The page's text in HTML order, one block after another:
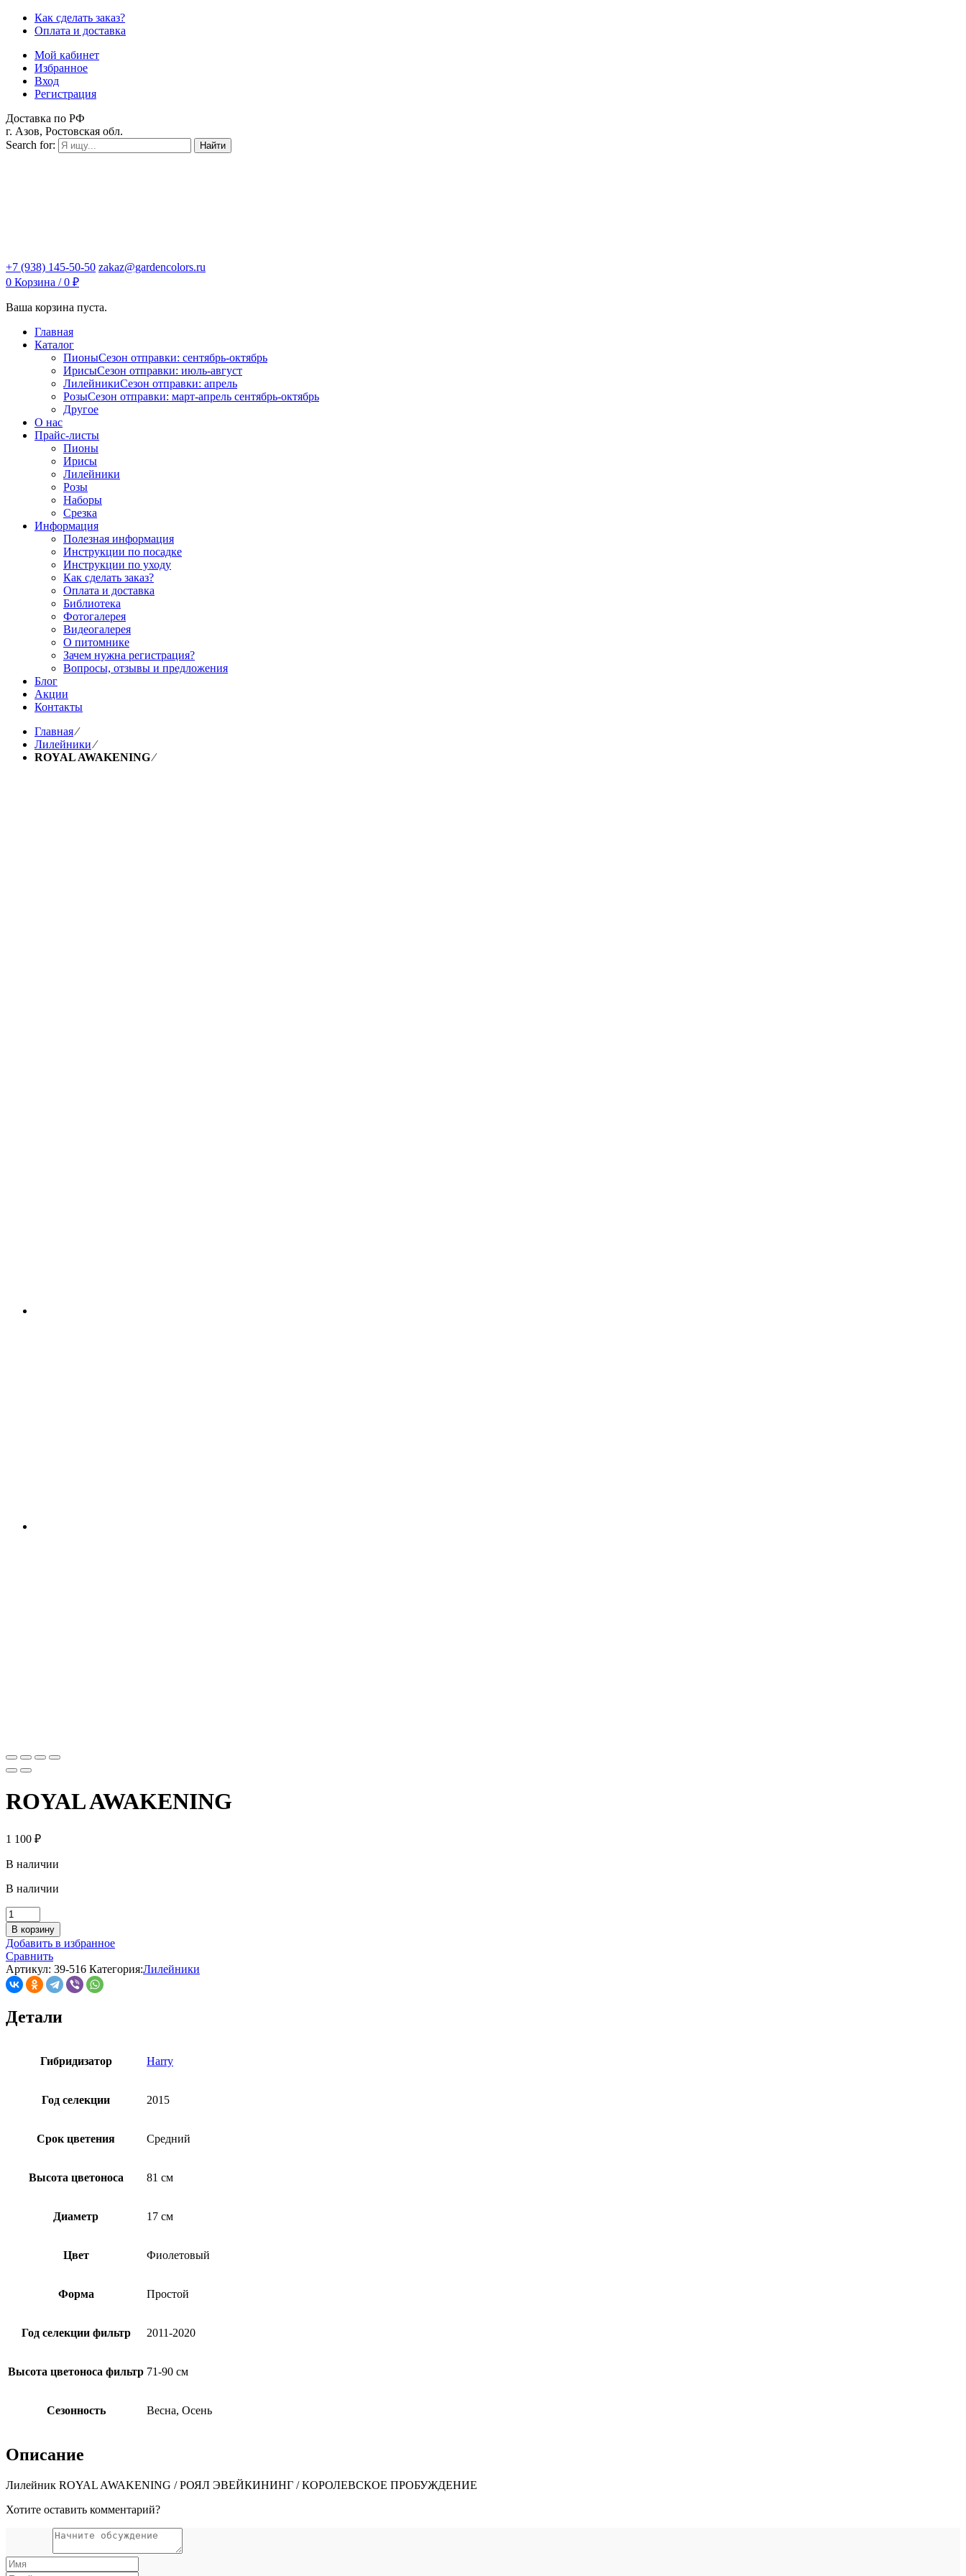
Как сделать заказ?
Оплата и доставка
Мой кабинет
Избранное
Вход
Регистрация
Доставка по РФ
г. Азов, Ростовская обл.
Search for:
Найти
+7 (938) 145-50-50 zakaz@gardencolors.ru
0 Корзина /0 ₽
Ваша корзина пуста.
Главная
Каталог
ПионыСезон отправки: сентябрь-октябрь
ИрисыСезон отправки: июль-август
ЛилейникиСезон отправки: апрель
РозыСезон отправки: март-апрель сентябрь-октябрь
Другое
О нас
Прайс-листы
Пионы
Ирисы
Лилейники
Розы
Наборы
Срезка
Информация
Полезная информация
Инструкции по посадке
Инструкции по уходу
Как сделать заказ?
Оплата и доставка
Библиотека
Фотогалерея
Видеогалерея
О питомнике
Зачем нужна регистрация?
Вопросы, отзывы и предложения
Блог
Акции
Контакты
Главная⁄
Лилейники⁄
ROYAL AWAKENING⁄
ROYAL AWAKENING
1 100 ₽
В наличии
В наличии
В корзину
Добавить в избранное
Сравнить
Артикул: 39-516 Категория:Лилейники
Детали
Гибридизатор Harry
Год селекции 2015
Срок цветения Средний
Высота цветоноса 81 см
Диаметр 17 см
Цвет Фиолетовый
Форма Простой
Год селекции фильтр 2011-2020
Высота цветоноса фильтр 71-90 см
Сезонность Весна, Осень
Описание
Лилейник ROYAL AWAKENING / РОЯЛ ЭВЕЙКИНИНГ / КОРОЛЕВСКОЕ ПРОБУЖДЕНИЕ
Хотите оставить комментарий?